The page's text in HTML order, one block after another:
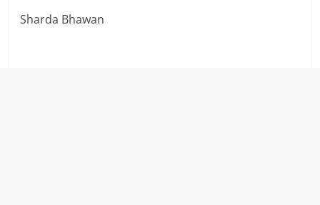
Sharda Bhawan